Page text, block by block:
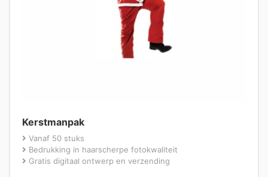
Kerstmanpak
Vanaf 50 stuks
Bedrukking in haarscherpe fotokwaliteit
Gratis digitaal ontwerp en verzending